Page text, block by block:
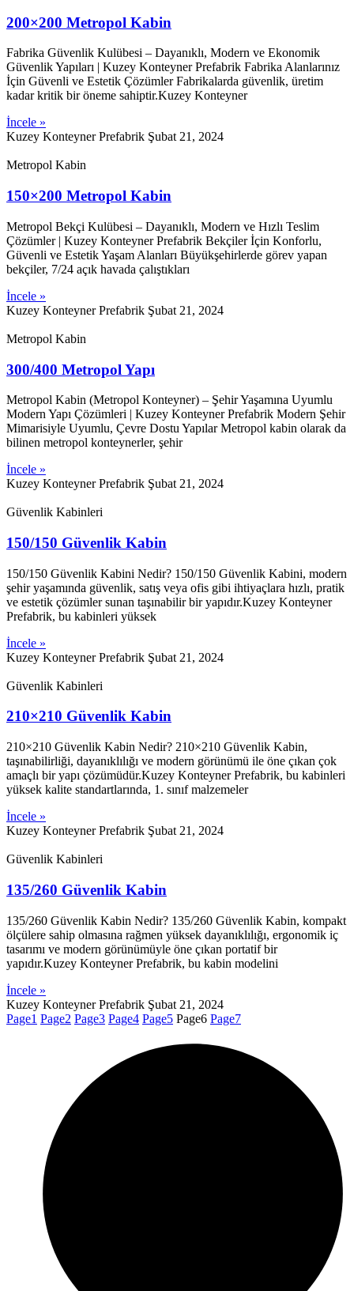
200×200 Metropol Kabin
Fabrika Güvenlik Kulübesi – Dayanıklı, Modern ve Ekonomik
Güvenlik Yapıları | Kuzey Konteyner Prefabrik Fabrika Alanlarınız
İçin Güvenli ve Estetik Çözümler Fabrikalarda güvenlik, üretim
kadar kritik bir öneme sahiptir.Kuzey Konteyner
İncele »
Kuzey Konteyner Prefabrik Şubat 21, 2024
Metropol Kabin
150×200 Metropol Kabin
Metropol Bekçi Kulübesi – Dayanıklı, Modern ve Hızlı Teslim
Çözümler | Kuzey Konteyner Prefabrik Bekçiler İçin Konforlu,
Güvenli ve Estetik Yaşam Alanları Büyükşehirlerde görev yapan
bekçiler, 7/24 açık havada çalıştıkları
İncele »
Kuzey Konteyner Prefabrik Şubat 21, 2024
Metropol Kabin
300/400 Metropol Yapı
Metropol Kabin (Metropol Konteyner) – Şehir Yaşamına Uyumlu
Modern Yapı Çözümleri | Kuzey Konteyner Prefabrik Modern Şehir
Mimarisiyle Uyumlu, Çevre Dostu Yapılar Metropol kabin olarak da
bilinen metropol konteynerler, şehir
İncele »
Kuzey Konteyner Prefabrik Şubat 21, 2024
Güvenlik Kabinleri
150/150 Güvenlik Kabin
150/150 Güvenlik Kabini Nedir? 150/150 Güvenlik Kabini, modern
şehir yaşamında güvenlik, satış veya ofis gibi ihtiyaçlara hızlı, pratik
ve estetik çözümler sunan taşınabilir bir yapıdır.Kuzey Konteyner
Prefabrik, bu kabinleri yüksek
İncele »
Kuzey Konteyner Prefabrik Şubat 21, 2024
Güvenlik Kabinleri
210×210 Güvenlik Kabin
210×210 Güvenlik Kabin Nedir? 210×210 Güvenlik Kabin,
taşınabilirliği, dayanıklılığı ve modern görünümü ile öne çıkan çok
amaçlı bir yapı çözümüdür.Kuzey Konteyner Prefabrik, bu kabinleri
yüksek kalite standartlarında, 1. sınıf malzemeler
İncele »
Kuzey Konteyner Prefabrik Şubat 21, 2024
Güvenlik Kabinleri
135/260 Güvenlik Kabin
135/260 Güvenlik Kabin Nedir? 135/260 Güvenlik Kabin, kompakt
ölçülere sahip olmasına rağmen yüksek dayanıklılığı, ergonomik iç
tasarımı ve modern görünümüyle öne çıkan portatif bir
yapıdır.Kuzey Konteyner Prefabrik, bu kabin modelini
İncele »
Kuzey Konteyner Prefabrik Şubat 21, 2024
Page1 Page2 Page3 Page4 Page5 Page6 Page7